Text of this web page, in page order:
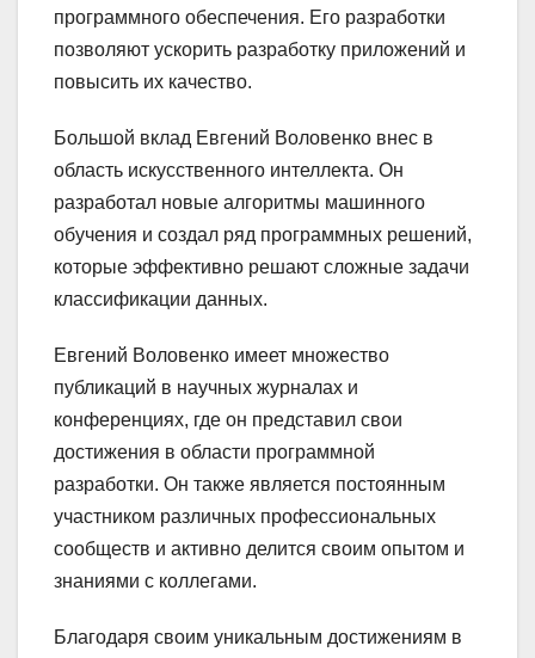
программного обеспечения. Его разработки
позволяют ускорить разработку приложений и
повысить их качество.
Большой вклад Евгений Воловенко внес в
область искусственного интеллекта. Он
разработал новые алгоритмы машинного
обучения и создал ряд программных решений,
которые эффективно решают сложные задачи
классификации данных.
Евгений Воловенко имеет множество
публикаций в научных журналах и
конференциях, где он представил свои
достижения в области программной
разработки. Он также является постоянным
участником различных профессиональных
сообществ и активно делится своим опытом и
знаниями с коллегами.
Благодаря своим уникальным достижениям в